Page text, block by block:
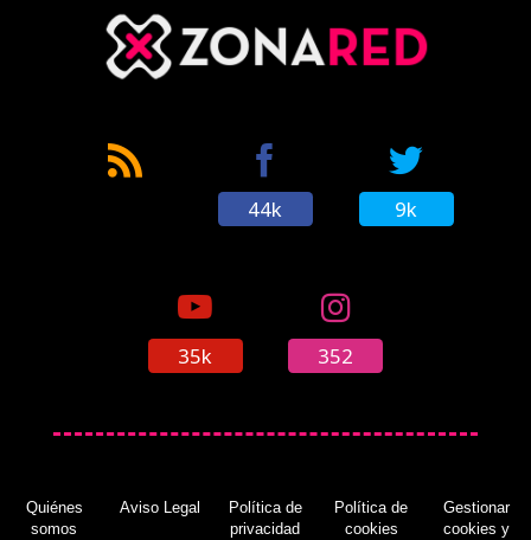
44k 9k
35k 352
Quiénes
somos
Aviso Legal
Política de
privacidad
Política de
cookies
Gestionar
cookies y